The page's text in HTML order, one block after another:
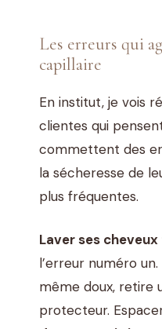
Les erreurs qui
capillaire
En institut, je vois
clientes qui
commettent des
la sécheresse de
plus fréquentes.
Laver ses
l’erreur numéro
même doux, retire
protecteur.